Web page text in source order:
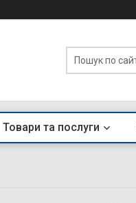
Товари та послуги